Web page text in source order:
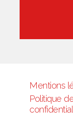
Mentions
Politique